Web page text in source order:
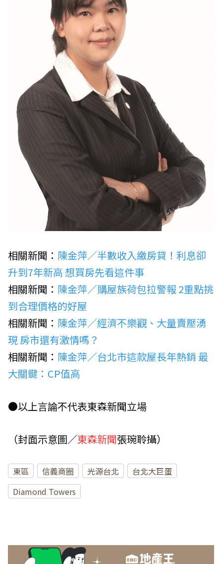
相關新聞： 陳金萍／半數收入繳房貸！利息卻
升到7年新高 想買房先看這件事
相關新聞： 陳金萍／購屋族荷包拉警報 2重點挑
到合理價格的好屋
相關新聞： 陳金萍／經濟不樂觀、大量賣壓湧
現 房市還有激情嗎？
相關新聞： 陳金萍／台北市這款屋長年熱銷 最
大關鍵：CP值高
●以上言論不代表東森新聞立場
（封面示意圖／東森新聞張琬聆攝）
東區 信義商圈 光源台北
台北大巨蛋
Diamond Towers